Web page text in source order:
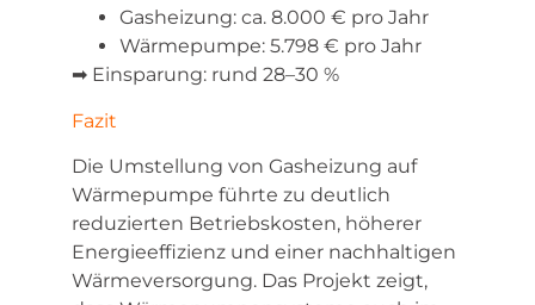
Gasheizung: ca. 8.000 € pro Jahr
Wärmepumpe: 5.798 € pro Jahr
➡ Einsparung: rund 28–30 %
Fazit
Die Umstellung von Gasheizung auf
Wärmepumpe führte zu deutlich
reduzierten Betriebskosten, höherer
Energieeffizienz und einer nachhaltigen
Wärmeversorgung. Das Projekt zeigt,